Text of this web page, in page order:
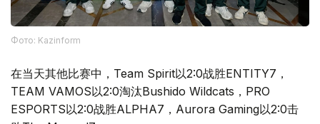
Фото: Kazinform
在当天其他比赛中，Team Spirit以2:0战胜ENTITY7，
TEAM VAMOS以2:0淘汰Bushido Wildcats，PRO
ESPORTS以2:0战胜ALPHA7，Aurora Gaming以2:0击